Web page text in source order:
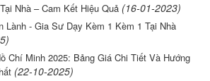
Nhà – Cam Kết Hiệu Quả (16-01-2023)
Lành - Gia Sư Dạy Kèm 1 Kèm 1 Tại Nhà
Chí Minh 2025: Bảng Giá Chi Tiết Và Hướng
(22-10-2025)